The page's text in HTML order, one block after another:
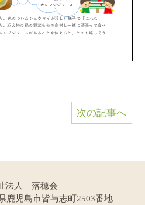
次の記事へ
法人 落穂会
児島市皆与志町2503番地